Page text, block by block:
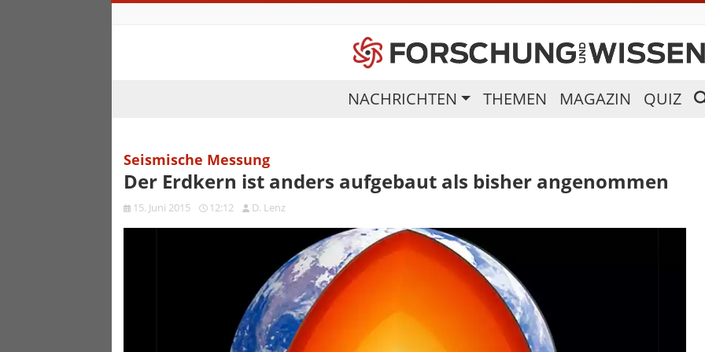
NACHRICHTEN THEMEN MAGAZIN QUIZ
Seismische Messung
Der Erdkern ist anders aufgebaut als bisher angenommen
15. Juni 2015 12:12 D. Lenz